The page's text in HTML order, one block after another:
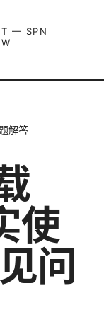
— SPN
解答
使
问